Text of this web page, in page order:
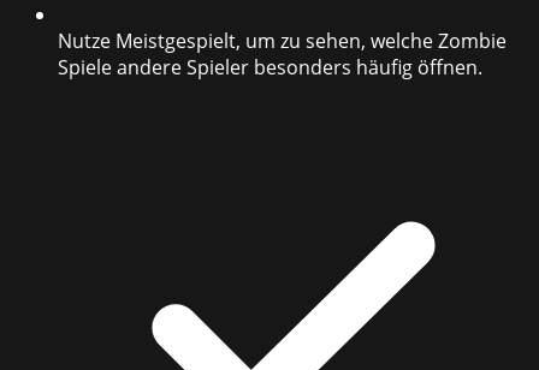
Nutze Meistgespielt, um zu sehen, welche Zombie
Spiele andere Spieler besonders häufig öffnen.